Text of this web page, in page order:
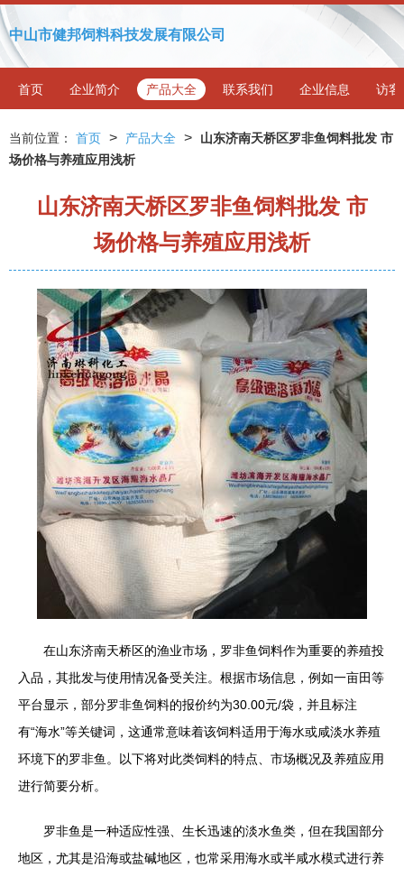
中山市健邦饲料科技发展有限公司
首页 企业简介 产品大全 联系我们 企业信息 访客
当前位置： 首页 > 产品大全 >
山东济南天桥区罗非鱼饲料批发 市
场价格与养殖应用浅析
山东济南天桥区罗非鱼饲料批发 市
场价格与养殖应用浅析
在山东济南天桥区的渔业市场，罗非鱼饲料作为重要的养殖投
入品，其批发与使用情况备受关注。根据市场信息，例如一亩田等
平台显示，部分罗非鱼饲料的报价约为30.00元/袋，并且标注
有“海水”等关键词，这通常意味着该饲料适用于海水或咸淡水养殖
环境下的罗非鱼。以下将对此类饲料的特点、市场概况及养殖应用
进行简要分析。
罗非鱼是一种适应性强、生长迅速的淡水鱼类，但在我国部分
地区，尤其是沿海或盐碱地区，也常采用海水或半咸水模式进行养